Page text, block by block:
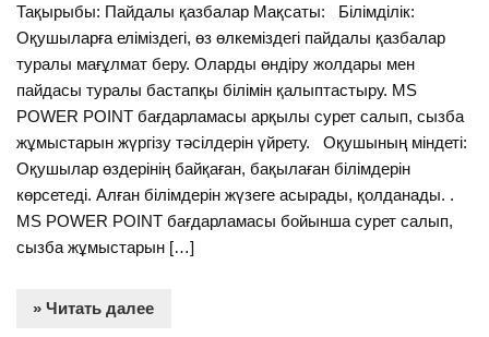
Тақырыбы: Пайдалы қазбалар Мақсаты: Білімділік:
Оқушыларға еліміздегі, өз өлкеміздегі пайдалы қазбалар
туралы мағұлмат беру. Оларды өндіру жолдары мен
пайдасы туралы бастапқы білімін қалыптастыру. MS
POWER POINT бағдарламасы арқылы сурет салып, сызба
жұмыстарын жүргізу тәсілдерін үйрету. Оқушының міндеті:
Оқушылар өздерінің байқаған, бақылаған білімдерін
көрсетеді. Алған білімдерін жүзеге асырады, қолданады. .
MS POWER POINT бағдарламасы бойынша сурет салып,
сызба жұмыстарын […]
» Читать далее